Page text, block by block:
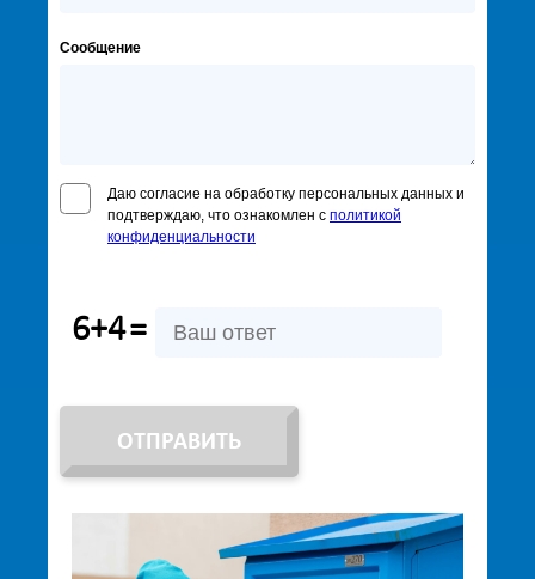
Сообщение
Даю согласие на обработку персональных данных и
подтверждаю, что ознакомлен с политикой
конфиденциальности
6+4=
ОТПРАВИТЬ